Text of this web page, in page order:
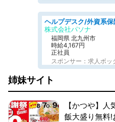
株式会社パソナ
福岡県 北九州市
時給4,167円
正社員
スポンサー：求人ボッ
姉妹サイト
【かつや】
飯大盛り無料